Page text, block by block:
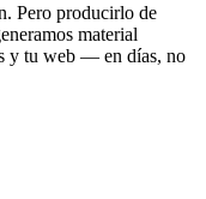
Pero producirlo de
material
y tu web — en días, no